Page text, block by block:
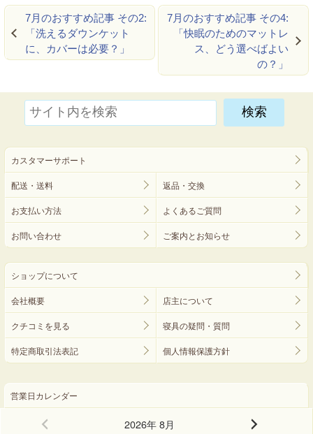
7月のおすすめ記事 その2:
「洗えるダウンケット
に、カバーは必要？」
7月のおすすめ記事 その4:
「快眠のためのマットレ
ス、どう選べばよい
の？」
カスタマーサポート
配送・送料 返品・交換
お支払い方法 よくあるご質問
お問い合わせ ご案内とお知らせ
ショップについて
会社概要 店主について
クチコミを見る 寝具の疑問・質問
特定商取引法表記 個人情報保護方針
営業日カレンダー
2026年 8月